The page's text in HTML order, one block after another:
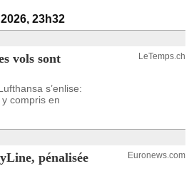
23h32
vols sont
s’enlise:
compris en
LeTemps.ch
pénalisée
Euronews.com